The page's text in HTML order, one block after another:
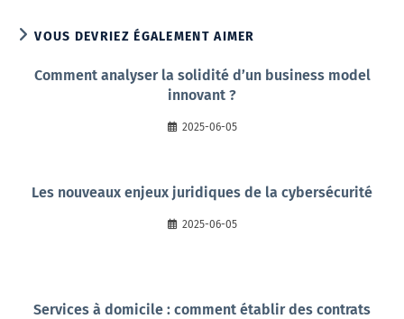
VOUS DEVRIEZ ÉGALEMENT AIMER
Comment analyser la solidité d’un business model
innovant ?
2025-06-05
Les nouveaux enjeux juridiques de la cybersécurité
2025-06-05
Services à domicile : comment établir des contrats